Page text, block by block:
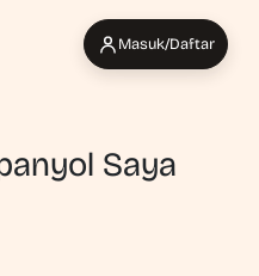
Masuk/Daftar
Saya